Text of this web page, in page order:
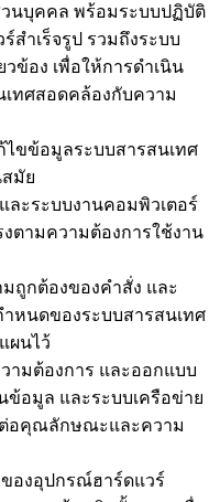
วนบุคคล พร้อมระบบปฏิบัติ
สำเร็จรูป รวมถึงระบบ
ข้อง เพื่อให้การดำเนิน
เทศสอดคล้องกับความ
ไขข้อมูลระบบสารสนเทศ
มัย
ะระบบงานคอมพิวเตอร์
ตามความต้องการใช้งาน
ถูกต้องของคำสั่ง และ
หนดของระบบสารสนเทศ
ผนไว้
ามต้องการ และออกแบบ
ข้อมูล และระบบเครือข่าย
อคุณลักษณะและความ
องอุปกรณ์ฮาร์ดแวร์